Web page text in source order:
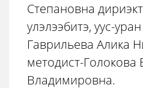
Степановна
улэлээбитэ, уус-
Гаврильева Алика
методист-Голокова
Владимировна.